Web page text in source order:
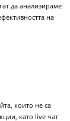
да анализираме
на
които не са
като live чат